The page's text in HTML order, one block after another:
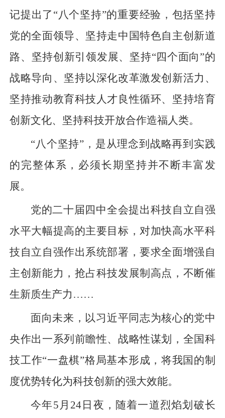
记提出了“八个坚持”的重要经验，包括坚持
党的全面领导、坚持走中国特色自主创新道
路、坚持创新引领发展、坚持“四个面向”的
战略导向、坚持以深化改革激发创新活力、
坚持推动教育科技人才良性循环、坚持培育
创新文化、坚持科技开放合作造福人类。
“八个坚持”，是从理念到战略再到实践
的完整体系，必须长期坚持并不断丰富发
展。
党的二十届四中全会提出科技自立自强
水平大幅提高的主要目标，对加快高水平科
技自立自强作出系统部署，要求全面增强自
主创新能力，抢占科技发展制高点，不断催
生新质生产力……
面向未来，以习近平同志为核心的党中
央作出一系列前瞻性、战略性谋划，全国科
技工作“一盘棋”格局基本形成，将我国的制
度优势转化为科技创新的强大效能。
今年5月24日夜，随着一道烈焰划破长